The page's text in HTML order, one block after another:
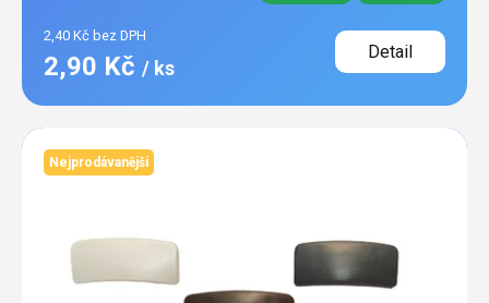
2,40 Kč bez DPH
2,90 Kč / ks
Detail
Nejprodávanější